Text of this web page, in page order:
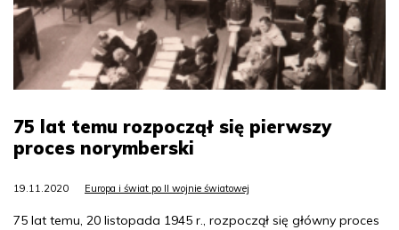
75 lat temu rozpoczął się pierwszy
proces norymberski
19.11.2020 Europa i świat po II wojnie światowej
75 lat temu, 20 listopada 1945 r., rozpoczął się główny proces